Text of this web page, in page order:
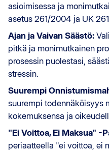
asioimisessa ja
asetus 261/2004 ja UK
Ajan ja Vaivan Säästö:
pitkä ja monimutkainen
prosessin puolestasi,
stressin.
Suurempi
suurempi todennäköisyys
kokemuksensa ja
"Ei Voittoa, Ei Maksua" -
periaatteella "ei voittoa, ei